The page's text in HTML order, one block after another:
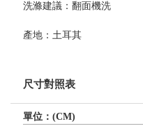
洗滌建議：翻面機洗
產地：土耳其
尺寸對照表
單位：(CM)